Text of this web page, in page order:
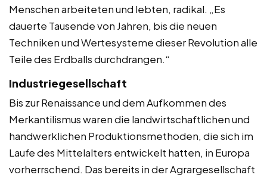
Menschen arbeiteten und lebten, radikal. „Es
dauerte Tausende von Jahren, bis die neuen
Techniken und Wertesysteme dieser Revolution alle
Teile des Erdballs durchdrangen.“
Industriegesellschaft
Bis zur Renaissance und dem Aufkommen des
Merkantilismus waren die landwirtschaftlichen und
handwerklichen Produktionsmethoden, die sich im
Laufe des Mittelalters entwickelt hatten, in Europa
vorherrschend. Das bereits in der Agrargesellschaft